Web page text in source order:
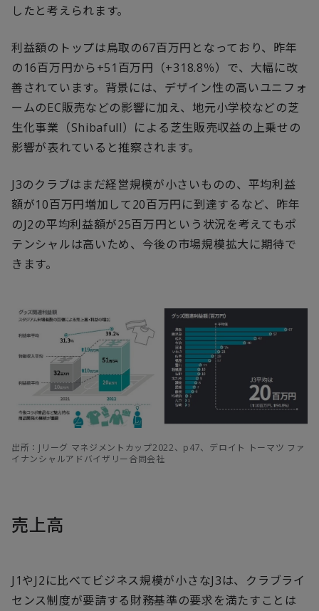
したと考えられます。
利益額のトップは鳥取の67百万円となっており、昨年
の16百万円から+51百万円（+318.8％）で、大幅に改
善されています。背景には、デザイン性の高いユニフォ
ームのEC販売などの影響に加え、地元小学校などの芝
生化事業（Shibafull）による芝生販売収益の上乗せの
影響が表れていると推察されます。
J3のクラブはまだ経営規模が小さいものの、平均利益
額が10百万円増加して20百万円に到達するなど、昨年
のJ2の平均利益額が25百万円という状況を考えてもポ
テンシャルは高いため、今後の市場規模拡大に期待で
きます。
出所：Jリーグ マネジメントカップ2022、p47、デロイト トーマツ ファ
イナンシャルアドバイザリー合同会社
売上高
J1やJ2に比べてビジネス規模が小さなJ3は、クラブライ
センス制度が要請する財務基準の要求を満たすことは